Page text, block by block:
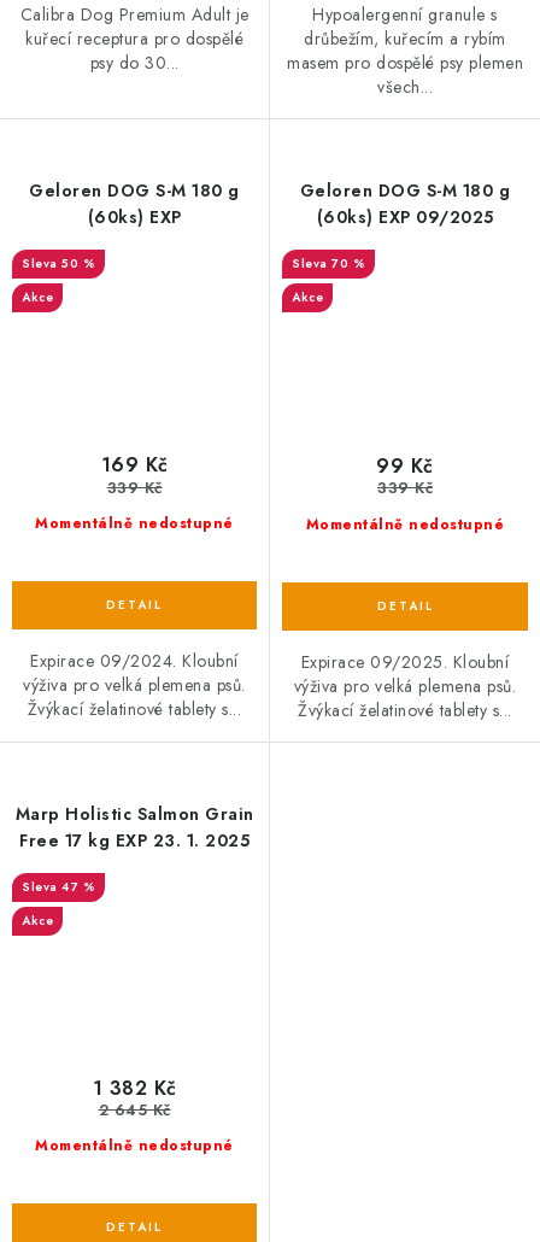
Calibra Dog Premium Adult je
kuřecí receptura pro dospělé
psy do 30...
Hypoalergenní granule s
drůbežím, kuřecím a rybím
masem pro dospělé psy plemen
všech...
Geloren DOG S-M 180 g
(60ks) EXP
50 %
Akce
Momentálně nedostupné
169 Kč
339 Kč
Expirace 09/2024. Kloubní
výživa pro velká plemena psů.
Žvýkací želatinové tablety s...
Geloren DOG S-M 180 g
(60ks) EXP 09/2025
70 %
Akce
Momentálně nedostupné
99 Kč
339 Kč
Expirace 09/2025. Kloubní
výživa pro velká plemena psů.
Žvýkací želatinové tablety s...
Marp Holistic Salmon Grain
Free 17 kg EXP 23. 1. 2025
47 %
Akce
Momentálně nedostupné
1 382 Kč
2 645 Kč